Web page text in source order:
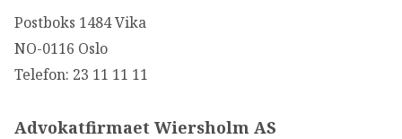
Postboks 1484 Vika
NO-0116 Oslo
Telefon: 23 11 11 11
Advokatfirmaet Wiersholm AS